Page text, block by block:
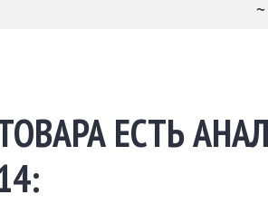
~
ЕСТЬ